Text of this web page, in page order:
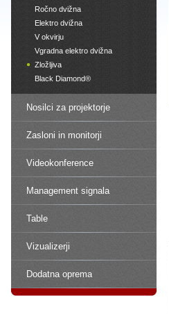
Ročno dvižna
Elektro dvižna
V okvirju
Vgradna elektro dvižna
Zložljiva
Black Diamond®
Nosilci za projektorje
Zasloni in monitorji
Videokonference
Management signala
Table
Vizualizerji
Dodatna oprema